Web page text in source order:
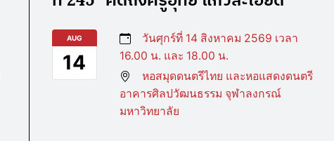
AUG
14
วันศุกร์ที่ 14 สิงหาคม 2569 เวลา
16.00 น. และ 18.00 น.
หอสมุดดนตรีไทย และหอแสดงดนตรี
อาคารศิลปวัฒนธรรม จุฬาลงกรณ์
มหาวิทยาลัย